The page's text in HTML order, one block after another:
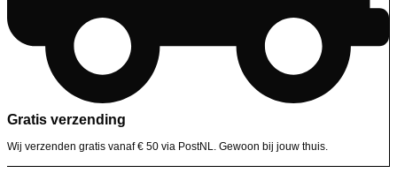
Gratis verzending
Wij verzenden gratis vanaf € 50 via PostNL. Gewoon bij jouw thuis.